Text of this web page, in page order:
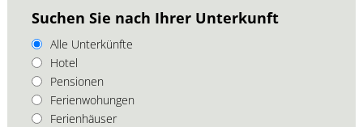
Suchen Sie nach Ihrer Unterkunft
Alle Unterkünfte
Hotel
Pensionen
Ferienwohungen
Ferienhäuser